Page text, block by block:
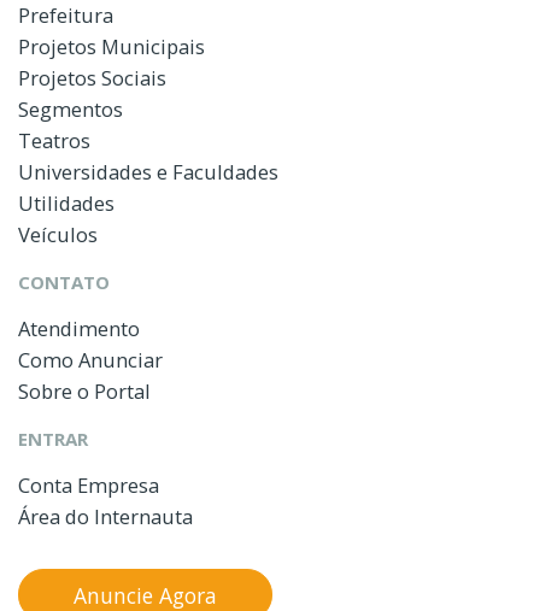
Prefeitura
Projetos Municipais
Projetos Sociais
Segmentos
Teatros
Universidades e Faculdades
Utilidades
Veículos
CONTATO
Atendimento
Como Anunciar
Sobre o Portal
ENTRAR
Conta Empresa
Área do Internauta
Anuncie Agora